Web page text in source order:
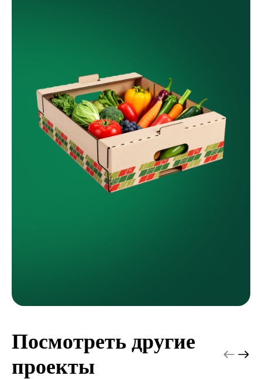
Посмотреть другие
проекты